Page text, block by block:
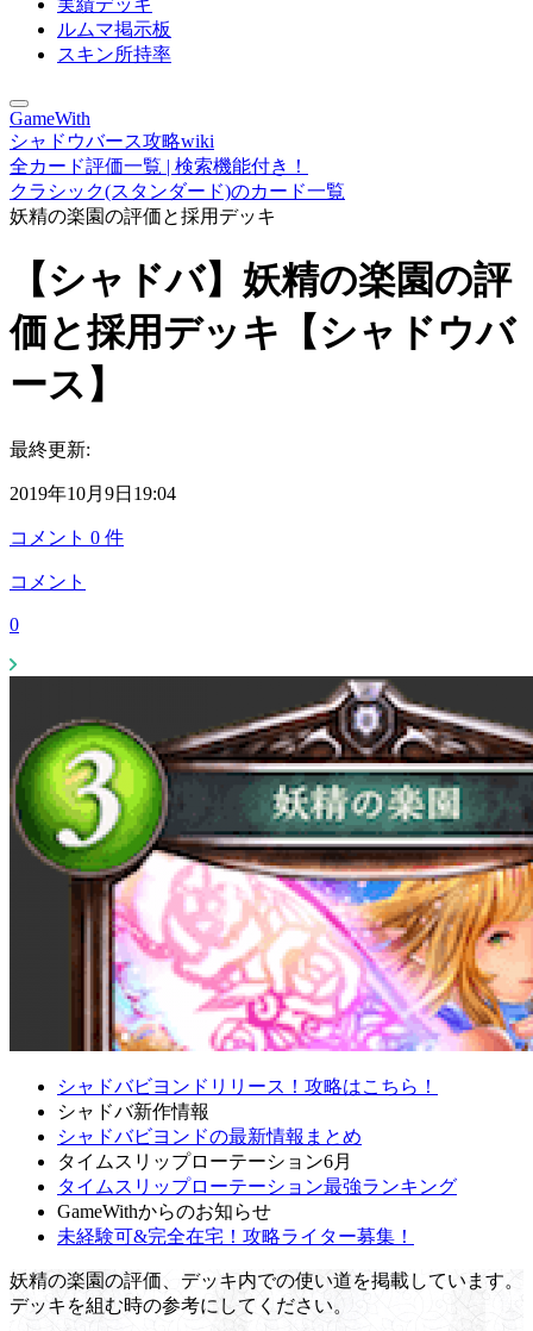
実績デッキ
ルムマ掲示板
スキン所持率
GameWith
シャドウバース攻略wiki
全カード評価一覧 | 検索機能付き！
クラシック(スタンダード)のカード一覧
妖精の楽園の評価と採用デッキ
【シャドバ】妖精の楽園の評
価と採用デッキ【シャドウバ
ース】
最終更新:
2019年10月9日19:04
コメント 0 件
コメント
0
シャドバビヨンドリリース！攻略はこちら！
シャドバ新作情報
シャドバビヨンドの最新情報まとめ
タイムスリップローテーション6月
タイムスリップローテーション最強ランキング
GameWithからのお知らせ
未経験可&完全在宅！攻略ライター募集！
妖精の楽園の評価、デッキ内での使い道を掲載しています。
デッキを組む時の参考にしてください。